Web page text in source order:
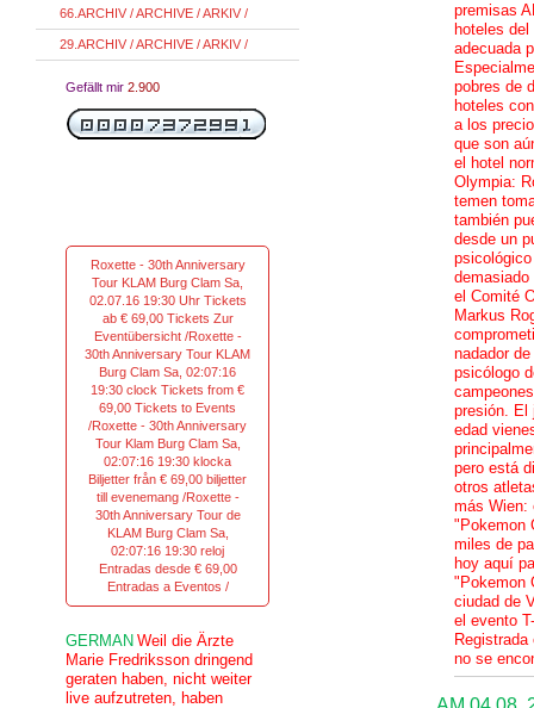
premisas
hoteles
adecuada
pobres de
hoteles
a los
que son
el hotel
Olympia:
temen
también
desde un
el Comité
Markus
nadador
psicólogo
presión. El
edad
pero está
otros
más Wien:
"Pokemon
miles de
hoy aquí
"Pokemon
ciudad de
el evento
no se
66.ARCHIV / ARCHIVE / ARKIV /
29.ARCHIV / ARCHIVE / ARKIV /
Gefällt mir 2.900
Roxette - 30th Anniversary
Tour KLAM Burg Clam Sa,
02.07.16 19:30 Uhr Tickets
ab € 69,00 Tickets Zur
Eventübersicht /Roxette -
30th Anniversary Tour KLAM
Burg Clam Sa, 02:07:16
19:30 clock Tickets from €
69,00 Tickets to Events
/Roxette - 30th Anniversary
Tour Klam Burg Clam Sa,
02:07:16 19:30 klocka
Biljetter från € 69,00 biljetter
till evenemang /Roxette -
30th Anniversary Tour de
KLAM Burg Clam Sa,
02:07:16 19:30 reloj
Entradas desde € 69,00
Entradas a Eventos /
GERMAN Weil die Ärzte
Marie Fredriksson dringend
geraten haben, nicht weiter
live aufzutreten, haben